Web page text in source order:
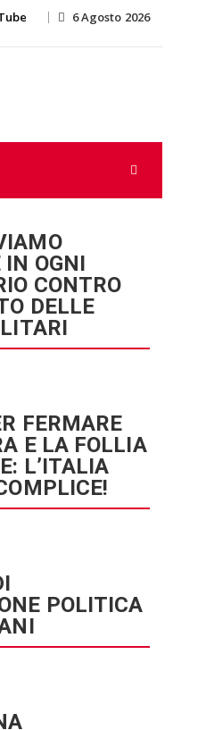
6 Agosto 2026
IN OGNI
CONTRO
DELLE
FERMARE
E LA FOLLIA
L’ITALIA
POLITICA